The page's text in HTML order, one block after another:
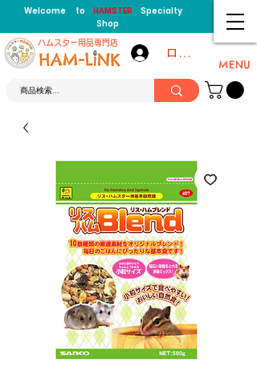
Welcome to HAMSTER Specialty
Shop
​ハムスター用品専門店
MENU
ログイン